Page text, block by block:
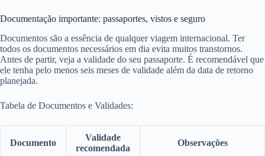
Documentação importante: passaportes, vistos e seguro
Documentos são a essência de qualquer viagem internacional. Ter
todos os documentos necessários em dia evita muitos transtornos.
Antes de partir, veja a validade do seu passaporte. É recomendável que
ele tenha pelo menos seis meses de validade além da data de retorno
planejada.
Tabela de Documentos e Validades:
Documento
Validade
recomendada
Observações